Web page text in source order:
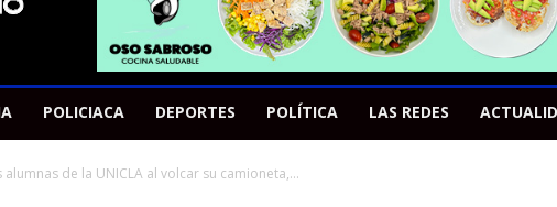
POLICIACA DEPORTES POLÍTICA LAS REDES
de la UNICLA al volcar su camioneta,...